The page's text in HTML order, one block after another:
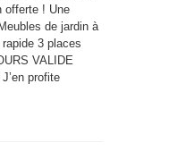
offerte ! Une
de jardin à
3 places
VALIDE
profite